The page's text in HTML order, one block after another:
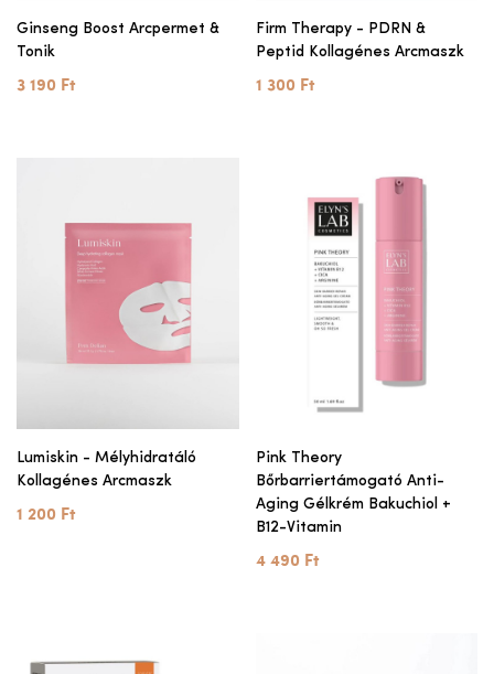
Ginseng Boost Arcpermet &
Tonik
3 190 Ft
Firm Therapy - PDRN &
Peptid Kollagénes Arcmaszk
1 300 Ft
Lumiskin - Mélyhidratáló
Kollagénes Arcmaszk
1 200 Ft
Pink Theory
Bőrbarriertámogató Anti-
Aging Gélkrém Bakuchiol +
B12-Vitamin
4 490 Ft